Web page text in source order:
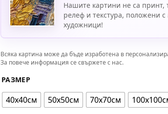
Нашите картини не са принт,
релеф и текстура, положени
художници!
Всяка картина може да бъде изработена в
За повече информация се свържете с нас.
РАЗМЕР
40х40см 50х50см 70х70см